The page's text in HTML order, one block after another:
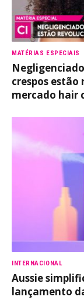
MATÉRIAS ESPECIAIS
crespos
mercado hair
INTERNACIONAL
Aussie
lançamento